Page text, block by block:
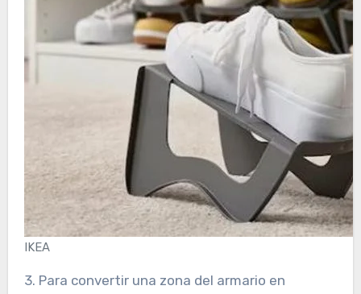
IKEA
3. Para convertir una zona del armario en